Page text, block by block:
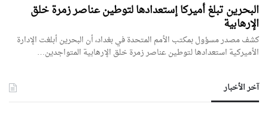
البحرين تبلغ أميركا إستعدادها لتوطين عناصر زمرة خلق
الإرهابية
كشف مصدر مسؤول بمكتب الأمم المتحدة في بغداد، أن البحرين أبلغت الإدارة
الأميركية استعدادها لتوطين عناصر زمرة خلق الإرهابية المتواجدين…
آخر الأخبار